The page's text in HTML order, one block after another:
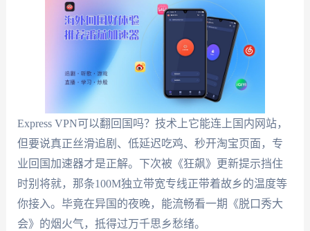
Express VPN可以翻回国吗？技术上它能连上国内网站，
但要说真正丝滑追剧、低延迟吃鸡、秒开淘宝页面，专
业回国加速器才是正解。下次被《狂飙》更新提示挡住
时别将就，那条100M独立带宽专线正带着故乡的温度等
你接入。毕竟在异国的夜晚，能流畅看一期《脱口秀大
会》的烟火气，抵得过万千思乡愁绪。